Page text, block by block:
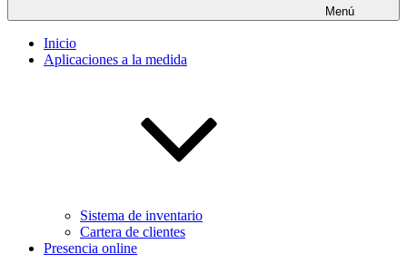
Menú
Inicio
Aplicaciones a la medida
Sistema de inventario
Cartera de clientes
Presencia online